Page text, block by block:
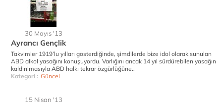
30 Mayıs '13
Ayrancı Gençlik
Takvimler 1919’lu yılları gösterdiğinde, şimdilerde bize idol olarak sunulan
ABD alkol yasağını konuşuyordu. Varlığını ancak 14 yıl sürdürebilen yasağın
kaldırılmasıyla ABD halkı tekrar özgürlüğüne..
Kategori : Güncel
15 Nisan '13